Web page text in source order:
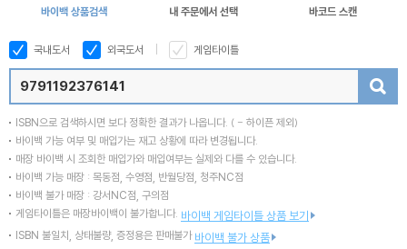
바이백 상품검색 내 주문에서 선택 바코드 스캔
국내도서 외국도서 게임타이틀
ISBN으로 검색하시면 보다 정확한 결과가 나옵니다. ( - 하이픈 제외)
바이백 가능 여부 및 매입가는 재고 상황에 따라 변경됩니다.
매장 바이백 시 조회한 매입가와 매입여부는 실제와 다를 수 있습니다.
바이백 가능 매장 : 목동점, 수영점, 반월당점, 청주NC점
바이백 불가 매장 : 강서NC점, 구의점
게임타이틀은 매장바이백이 불가합니다. 바이백 게임타이틀 상품 보기
ISBN 불일치, 상태불량, 증정용은 판매불가 바이백 불가 상품